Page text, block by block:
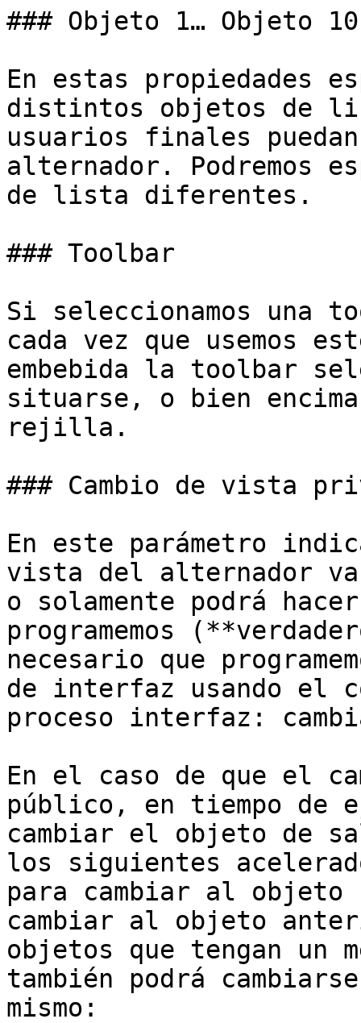
### Objeto 1… Objeto 10
En estas propiedades
distintos objetos de
usuarios finales
alternador. Podremos
de lista diferentes.
### Toolbar
Si seleccionamos una
cada vez que usemos
embebida la toolbar
situarse, o bien
rejilla.
### Cambio de vista
En este parámetro
vista del alternador
o solamente podrá
programemos
necesario que
de interfaz usando el
proceso interfaz:
En el caso de que el
público, en tiempo de
cambiar el objeto de
los siguientes
para cambiar al
cambiar al objeto
objetos que tengan un
también podrá
mismo: